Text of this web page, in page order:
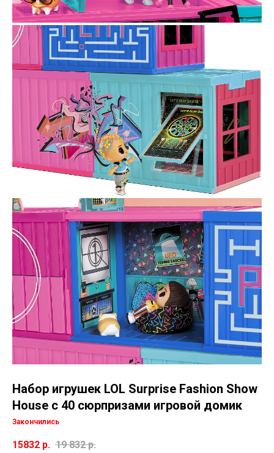
Набор игрушек LOL Surprise Fashion Show
House с 40 сюрпризами игровой домик
Закончились
15832 р. 19 832 р.